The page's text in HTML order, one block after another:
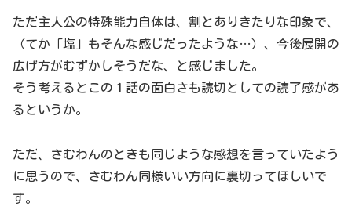
ただ主人公の特殊能力自体は、割とありきたりな印象で、
（てか「塩」もそんな感じだったような…）、今後展開の
広げ方がむずかしそうだな、と感じました。
そう考えるとこの１話の面白さも読切としての読了感があ
るというか。
ただ、さむわんのときも同じような感想を言っていたよう
に思うので、さむわん同様いい方向に裏切ってほしいで
す。